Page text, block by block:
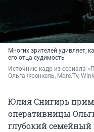
Многих зрителей удивляет,
его отца судимость
Источник: кадр из сериала
Ольга Френкель, More.Tv, Wink
Юлия Снигирь
оперативницы
глубокий семейный